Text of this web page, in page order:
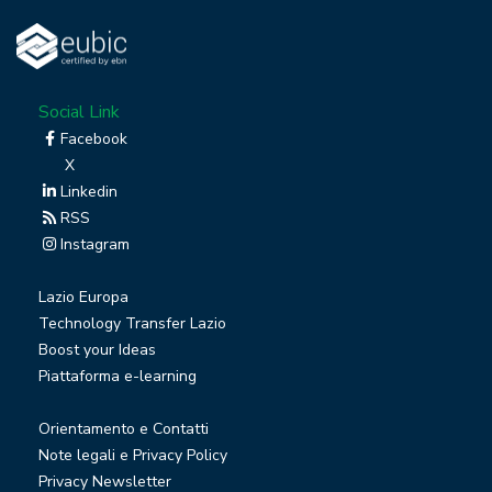
Social Link
Facebook
X
Linkedin
RSS
Instagram
Lazio Europa
Technology Transfer Lazio
Boost your Ideas
Piattaforma e-learning
Orientamento e Contatti
Note legali e Privacy Policy
Privacy Newsletter